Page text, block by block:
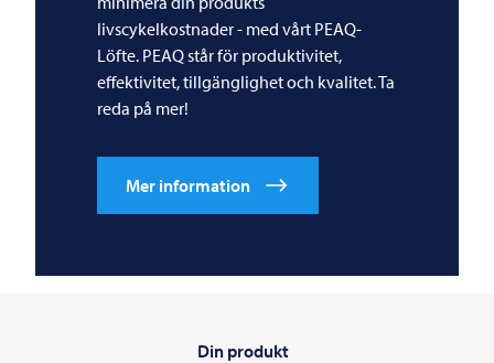
livscykelkostnader - med vårt PEAQ-
Löfte. PEAQ står för produktivitet,
effektivitet, tillgänglighet och kvalitet. Ta
reda på mer!
Mer information
Din produkt